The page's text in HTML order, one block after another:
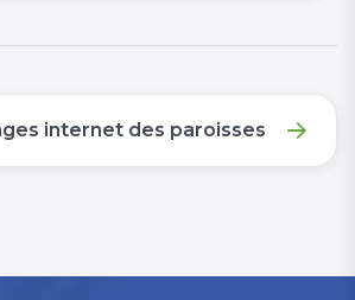
internet des paroisses